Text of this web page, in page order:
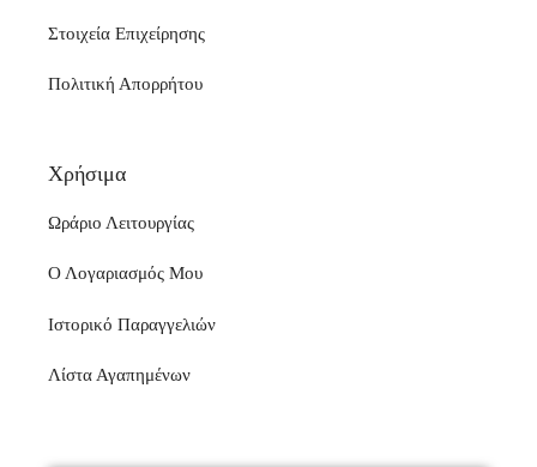
Στοιχεία Επιχείρησης
Πολιτική Απορρήτου
Χρήσιμα
Ωράριο Λειτουργίας
Ο Λογαριασμός Μου
Ιστορικό Παραγγελιών
Λίστα Αγαπημένων